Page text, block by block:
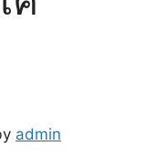
admin